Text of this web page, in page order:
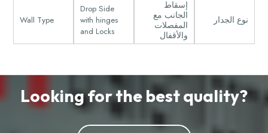
Wall Type
Drop Side
with hinges
and Locks
إسقاط
الجانب مع
المفصلات
والأقفال
نوع الجدار
Looking for the best quality?